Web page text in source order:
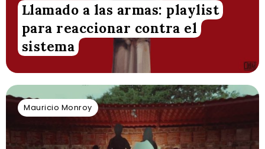
Llamado a las armas: playlist
para reaccionar contra el
sistema
Mauricio Monroy